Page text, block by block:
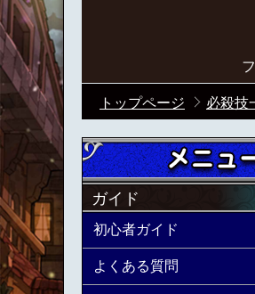
トップページ 必殺技
ガイド
初心者ガイド
よくある質問